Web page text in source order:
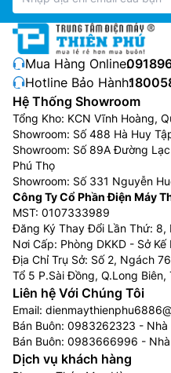
Mua Hàng Online:
Hotline Bảo Hành:
Hệ Thống Showroom
Tổng Kho: KCN Vĩnh Hoàng,
Showroom: Số 488 Hà Huy
Showroom: Số 89A Đường
Phú Thọ
Showroom: Số 331 Nguyễn
Công Ty Cổ Phần Điện Máy
MST: 0107333989
Đăng Ký Thay Đổi Lần Thứ:
Nơi Cấp: Phòng DKKD - Sở
Địa Chỉ Trụ Sở: Số 2, Ngách
Tổ 5 P.Sài Đồng, Q.Long Biên,
Liên hệ Với Chúng Tôi
Email:
Bán Buôn: 0983262323 - Nhà
Bán Buôn: 0983666996 -
Dịch vụ khách hàng